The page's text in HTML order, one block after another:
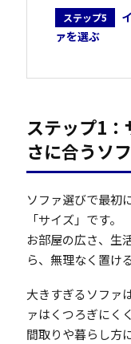
ステップ5
ァを選ぶ
ステップ1
さに合うソ
ソファ選びで最初
「サイズ」です。
お部屋の広さ、生
ら、無理なく置け
大きすぎるソファ
ァはくつろぎにく
間取りや暮らし方